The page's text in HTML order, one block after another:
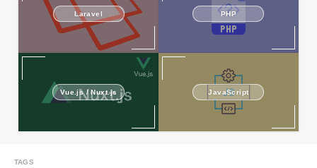
Laravel PHP
Vue.js / Nuxt.js JavaScript